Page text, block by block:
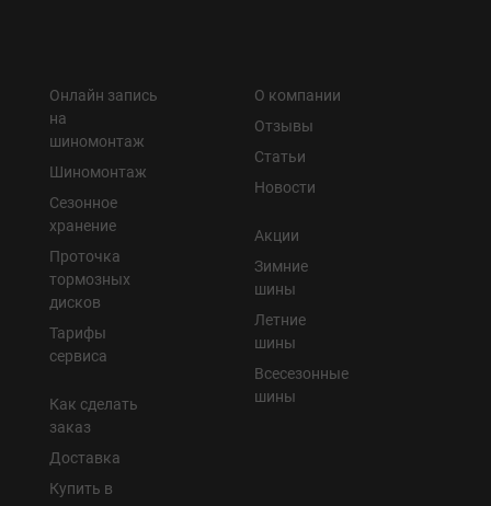
Онлайн запись
на
шиномонтаж
Шиномонтаж
Сезонное
хранение
Проточка
тормозных
дисков
Тарифы
сервиса
Как сделать
заказ
Доставка
Купить в
О компании
Отзывы
Статьи
Новости
Акции
Зимние
шины
Летние
шины
Всесезонные
шины